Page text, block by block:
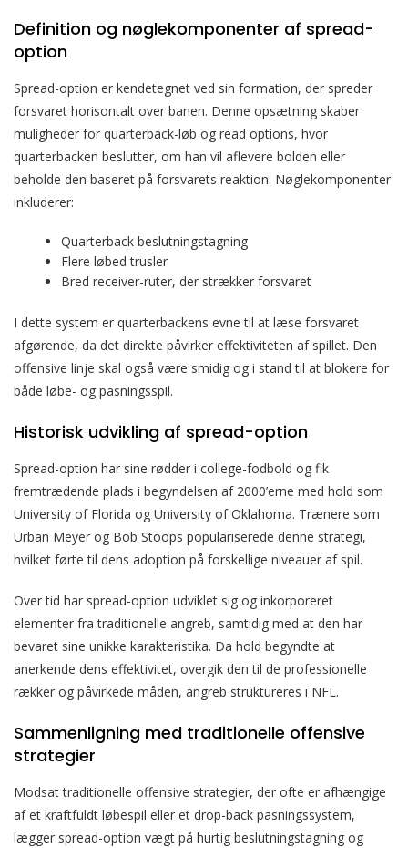
Definition og nøglekomponenter af spread-
option
Spread-option er kendetegnet ved sin formation, der spreder
forsvaret horisontalt over banen. Denne opsætning skaber
muligheder for quarterback-løb og read options, hvor
quarterbacken beslutter, om han vil aflevere bolden eller
beholde den baseret på forsvarets reaktion. Nøglekomponenter
inkluderer:
Quarterback beslutningstagning
Flere løbed trusler
Bred receiver-ruter, der strækker forsvaret
I dette system er quarterbackens evne til at læse forsvaret
afgørende, da det direkte påvirker effektiviteten af spillet. Den
offensive linje skal også være smidig og i stand til at blokere for
både løbe- og pasningsspil.
Historisk udvikling af spread-option
Spread-option har sine rødder i college-fodbold og fik
fremtrædende plads i begyndelsen af 2000’erne med hold som
University of Florida og University of Oklahoma. Trænere som
Urban Meyer og Bob Stoops populariserede denne strategi,
hvilket førte til dens adoption på forskellige niveauer af spil.
Over tid har spread-option udviklet sig og inkorporeret
elementer fra traditionelle angreb, samtidig med at den har
bevaret sine unikke karakteristika. Da hold begyndte at
anerkende dens effektivitet, overgik den til de professionelle
rækker og påvirkede måden, angreb struktureres i NFL.
Sammenligning med traditionelle offensive
strategier
Modsat traditionelle offensive strategier, der ofte er afhængige
af et kraftfuldt løbespil eller et drop-back pasningssystem,
lægger spread-option vægt på hurtig beslutningstagning og